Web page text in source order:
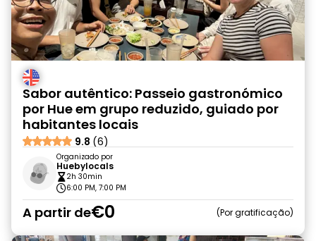
Sabor autêntico: Passeio gastronómico
por Hue em grupo reduzido, guiado por
habitantes locais
9.8 (6)
Organizado por
Huebylocals
2h 30min
6:00 PM, 7:00 PM
A partir de€0 Por gratificação